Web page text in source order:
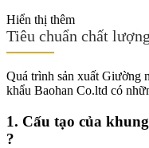
Hiển thị thêm
Tiêu chuẩn chất lượng
Quá trình sản xuất Giường
khẩu Baohan Co.ltd có
1. Cấu tạo của
?